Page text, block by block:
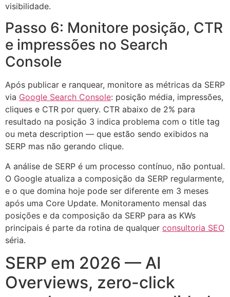
visibilidade.
Passo 6: Monitore posição, CTR
e impressões no Search
Console
Após publicar e ranquear, monitore as métricas da SERP
via Google Search Console: posição média, impressões,
cliques e CTR por query. CTR abaixo de 2% para
resultado na posição 3 indica problema com o title tag
ou meta description — que estão sendo exibidos na
SERP mas não gerando clique.
A análise de SERP é um processo contínuo, não pontual.
O Google atualiza a composição da SERP regularmente,
e o que domina hoje pode ser diferente em 3 meses
após uma Core Update. Monitoramento mensal das
posições e da composição da SERP para as KWs
principais é parte da rotina de qualquer consultoria SEO
séria.
SERP em 2026 — AI
Overviews, zero-click